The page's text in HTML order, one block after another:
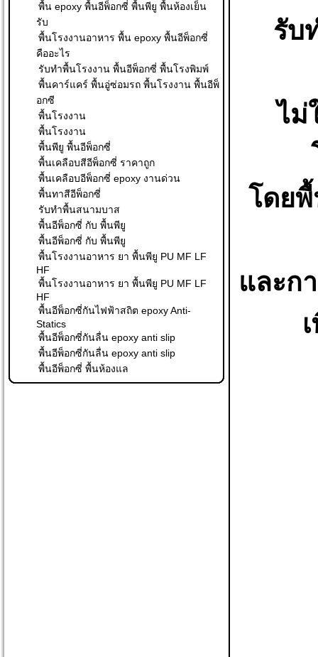
พื้น epoxy พื้นอีพ็อกซี่ พื้นพียู พื้นห้องเย็น
รับ
พื้นโรงงานอาหาร พื้น epoxy พื้นอีพ็อกซี่
คืออะไร
รับทำพื้นโรงงาน พื้นอีพ็อกซี่ พื้นโรงพิมพ์
พื้นคาร์แคร์ พื้นอู่ซ่อมรถ พื้นโรงงาน พื้นอีพ็
อกซี
พื้นโรงงาน
พื้นโรงงาน
พื้นพียู พื้นอีพ็อกซี่
พื้นเคลือบสีอีพ็อกซี่ ราคาถูก
พื้นเคลือบอีพ็อกซี่ epoxy งานด่วน
พื้นทาสีอีพ็อกซี่
รับทำพื้นสนามบาส
พื้นอีพ็อกซี่ กับ พื้นพียู
พื้นอีพ็อกซี่ กับ พื้นพียู
พื้นโรงงานอาหาร ยา พื้นพียู PU MF LF
HF
พื้นโรงงานอาหาร ยา พื้นพียู PU MF LF
HF
พื้นอีพ็อกซี่กันไฟฟ้าสถิต epoxy Anti-
Statics
พื้นอีพ็อกซี่กันลื่น epoxy anti slip
พื้นอีพ็อกซี่กันลื่น epoxy anti slip
พื้นอีพ็อกซี่ พื้นห้องแล
รับ
ไม่
โดย
และก